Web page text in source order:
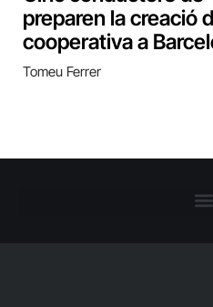
preparen la creació
cooperativa a
Tomeu Ferrer